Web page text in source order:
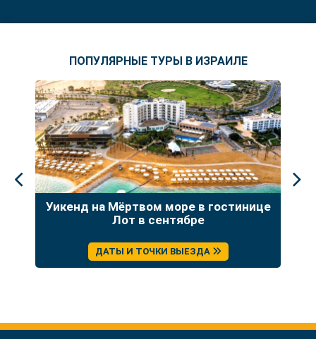
ПОПУЛЯРНЫЕ ТУРЫ В ИЗРАИЛЕ
Уикенд на Мёртвом море в гостинице
Лот в сентябре
ДАТЫ И ТОЧКИ ВЫЕЗДА